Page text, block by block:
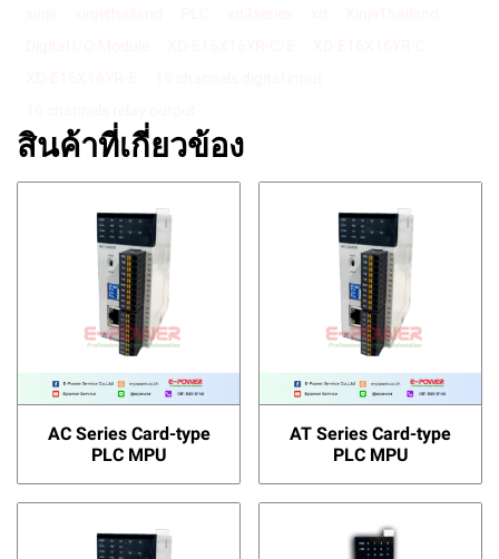
สินค้าที่เกี่ยวข้อง
AC Series Card-type
PLC MPU
AT Series Card-type
PLC MPU